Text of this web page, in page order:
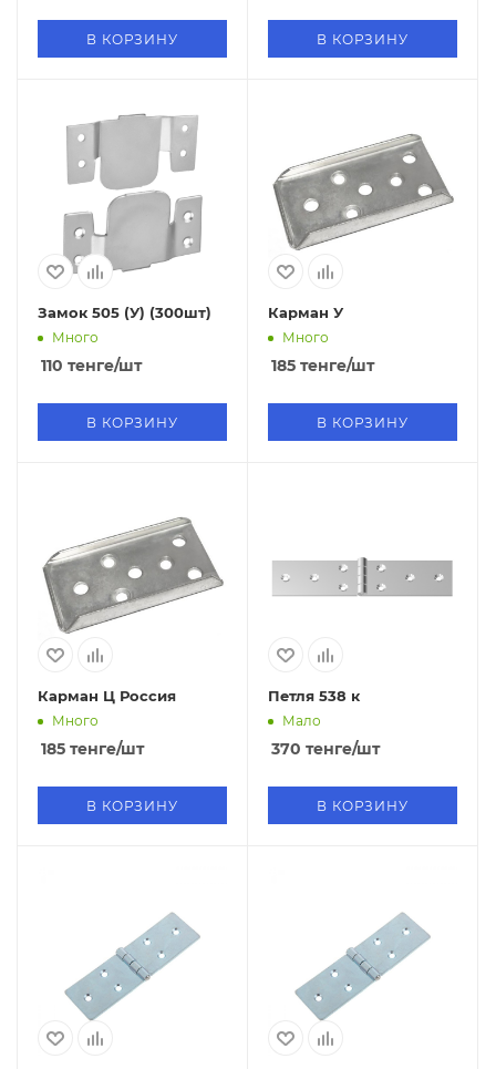
В КОРЗИНУ В КОРЗИНУ
Замок 505 (У) (300шт)
Много
110 тенге/шт
В КОРЗИНУ
Карман У
Много
185 тенге/шт
В КОРЗИНУ
Карман Ц Россия
Много
185 тенге/шт
В КОРЗИНУ
Петля 538 к
Мало
370 тенге/шт
В КОРЗИНУ